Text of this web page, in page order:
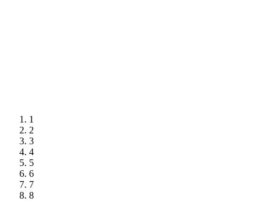
1
2
3
4
5
6
7
8